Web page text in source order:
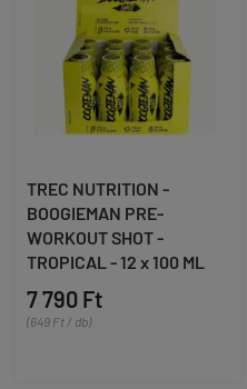
TREC NUTRITION -
BOOGIEMAN PRE-
WORKOUT SHOT -
TROPICAL - 12 x 100 ML
7 790 Ft
(649 Ft / db)